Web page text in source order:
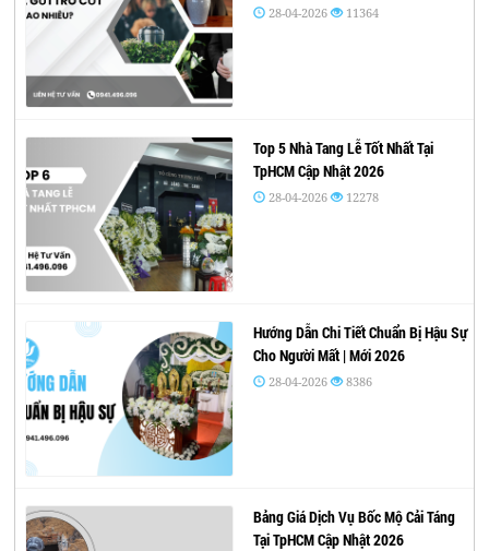
28-04-2026 11364
Top 5 Nhà Tang Lễ Tốt Nhất Tại
TpHCM Cập Nhật 2026
28-04-2026 12278
Hướng Dẫn Chi Tiết Chuẩn Bị Hậu Sự
Cho Người Mất | Mới 2026
28-04-2026 8386
Bảng Giá Dịch Vụ Bốc Mộ Cải Táng
Tại TpHCM Cập Nhật 2026